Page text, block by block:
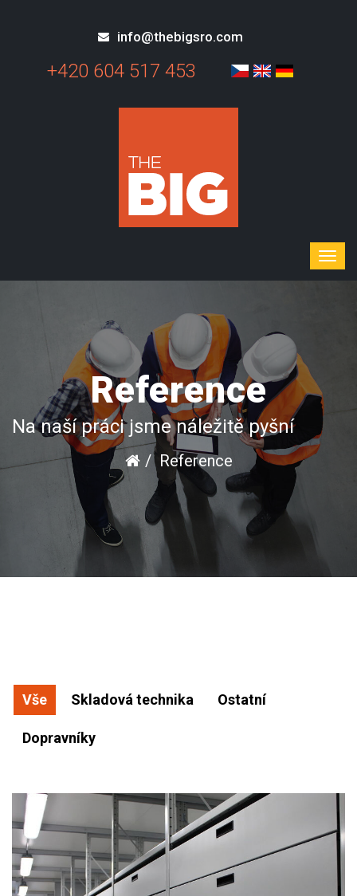
info@thebigsro.com
+420 604 517 453
Reference
Na naší práci jsme náležitě pyšní
Reference
Vše Skladová technika Ostatní
Dopravníky